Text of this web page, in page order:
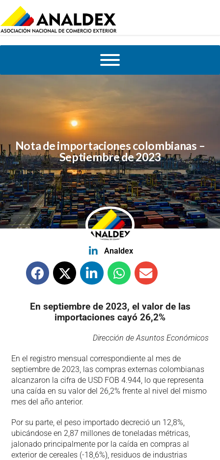
Nota de importaciones colombianas –
Septiembre de 2023
Analdex
En septiembre de 2023, el valor de las
importaciones cayó 26,2%
Dirección de Asuntos Económicos
En el registro mensual correspondiente al mes de
septiembre de 2023, las compras externas colombianas
alcanzaron la cifra de USD FOB 4.944, lo que representa
una caída en su valor del 26,2% frente al nivel del mismo
mes del año anterior.
Por su parte, el peso importado decreció un 12,8%,
ubicándose en 2,87 millones de toneladas métricas,
jalonado principalmente por la caída en compras al
exterior de cereales (-18,6%), residuos de industrias